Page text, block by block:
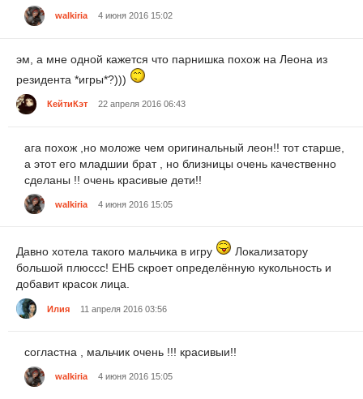
walkiria 4 июня 2016 15:02
эм, а мне одной кажется что парнишка похож на Леона из
резидента *игры*?)))
КейтиКэт 22 апреля 2016 06:43
ага похож ,но моложе чем оригинальный леон!! тот старше,
а этот его младшии брат , но близницы очень качественно
сделаны !! очень красивые дети!!
walkiria 4 июня 2016 15:05
Давно хотела такого мальчика в игру
Локализатору
большой плюссс! ЕНБ скроет определённую кукольность и
добавит красок лица.
Илия 11 апреля 2016 03:56
согластна , мальчик очень !!! красивыи!!
walkiria 4 июня 2016 15:05